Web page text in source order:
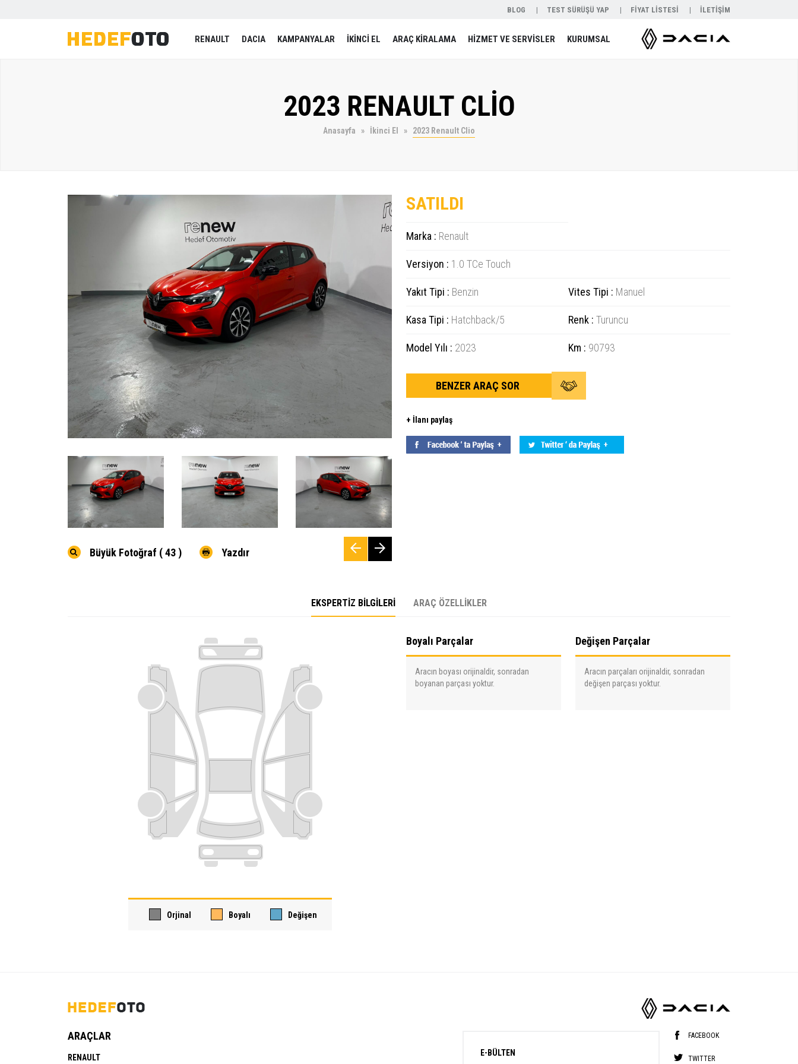
BLOG TEST SÜRÜŞÜ YAP FİYAT LİSTESİ İLETİŞİM
RENAULT DACIA KAMPANYALAR İKİNCİ EL ARAÇ KİRALAMA HİZMET VE SERVİSLER KURUMSAL
2023 RENAULT CLİO
Anasayfa İkinci El 2023 Renault Clio
Büyük Fotoğraf ( 43 ) Yazdır
SATILDI
Marka : Renault
Versiyon : 1.0 TCe Touch
Yakıt Tipi : Benzin Vites Tipi : Manuel
Kasa Tipi : Hatchback/5 Renk : Turuncu
Model Yılı : 2023 Km : 90793
BENZER ARAÇ SOR
+ İlanı paylaş
EKSPERTİZ BİLGİLERİ ARAÇ ÖZELLİKLER
Orjinal Boyalı Değişen
Boyalı Parçalar
Aracın boyası orijinaldir, sonradan
boyanan parçası yoktur.
Değişen Parçalar
Aracın parçaları orijinaldir, sonradan
değişen parçası yoktur.
ARAÇLAR
RENAULT E-BÜLTEN
FACEBOOK
TWITTER